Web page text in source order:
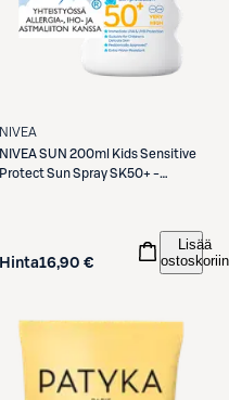
NIVEA
NIVEASUN 200ml Kids Sensitive
Protect Sun Spray SK50+ -
Hinta16,90 €
Lisää
ostoskoriin